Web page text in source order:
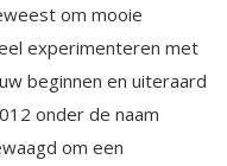
om mooie
experimenteren met
beginnen en uiteraard
onder de naam
om een